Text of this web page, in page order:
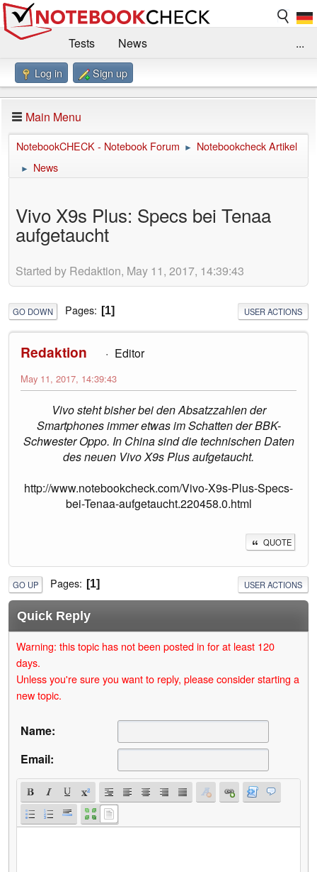
Tests
News
Benchmarks / Technik
Forum
Impressum
...
Log in Sign up
Main Menu
NotebookCHECK - Notebook Forum ► Notebookcheck Artikel
► News
Vivo X9s Plus: Specs bei Tenaa
aufgetaucht
Started by Redaktion, May 11, 2017, 14:39:43
GO DOWN Pages 1 USER ACTIONS
Redaktion Editor
May 11, 2017, 14:39:43
Vivo steht bisher bei den Absatzzahlen der
Smartphones immer etwas im Schatten der BBK-
Schwester Oppo. In China sind die technischen Daten
des neuen Vivo X9s Plus aufgetaucht.
http://www.notebookcheck.com/Vivo-X9s-Plus-Specs-
bei-Tenaa-aufgetaucht.220458.0.html
QUOTE
GO UP Pages 1 USER ACTIONS
Quick Reply
Warning: this topic has not been posted in for at least 120
days.
Unless you're sure you want to reply, please consider starting a
new topic.
Name:
Email: